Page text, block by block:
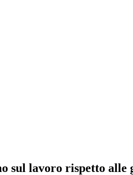
sul lavoro rispetto alle